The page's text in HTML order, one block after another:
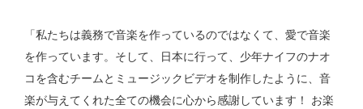
「私たちは義務で音楽を作っているのではなくて、愛で音楽
を作っています。そして、日本に行って、少年ナイフのナオ
コを含むチームとミュージックビデオを制作したように、音
楽が与えてくれた全ての機会に心から感謝しています！ お楽